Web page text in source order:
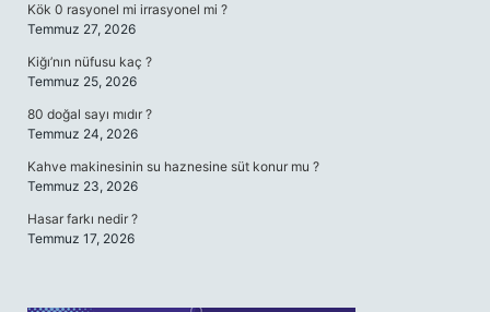
Kök 0 rasyonel mi irrasyonel mi ?
Temmuz 27, 2026
Kiğı’nın nüfusu kaç ?
Temmuz 25, 2026
80 doğal sayı mıdır ?
Temmuz 24, 2026
Kahve makinesinin su haznesine süt konur mu ?
Temmuz 23, 2026
Hasar farkı nedir ?
Temmuz 17, 2026